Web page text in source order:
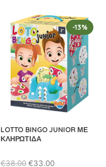
-13%
LOTTO BINGO JUNIOR ΜΕ
ΚΛΗΡΩΤΙΔΑ
€38.00 Original
€33.00Η